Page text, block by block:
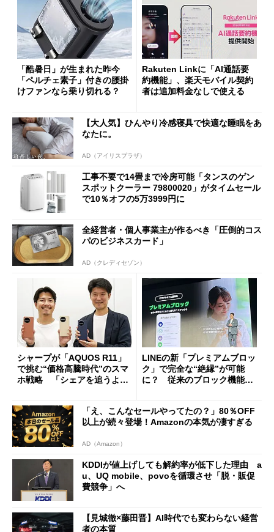
「酷暑日」が生まれた昨今
「ペルチェ素子」付きの腰掛
けファンなら乗り切れる？
Rakuten Linkに「AI通話要
約機能」、楽天モバイル契約
者は追加料金なしで使える
【大人気】ひんやり冷感寝具で快適な睡眠をあ
なたに。
AD（アイリスプラザ）
工事不要で14畳まで冷房可能「タンスのゲン
スポットクーラー 79800020」がタイムセール
で10％オフの5万3999円に
全経営者・個人事業主が作るべき「圧倒的コス
パのビジネスカード」
AD（クレディセゾン）
シャープが「AQUOS R11」
で挑む“価格高騰時代”のスマ
ホ戦略 「シェアを追うより
LINEの新「プレミアムブロッ
ク」で完全な“絶縁”が可能
に？ 従来のブロック機能と
「え、こんなセールやってたの？」80％OFF
以上が続々登場！Amazonの本気が凄すぎる
AD（Amazon）
KDDIが値上げしても解約率が低下した理由 a
u、UQ mobile、povoを循環させ「脱・販促
費競争」へ
【見城徹×藤田晋】AI時代でも変わらない経営
者の本質